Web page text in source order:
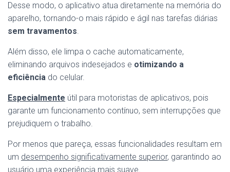
Desse modo, o aplicativo atua diretamente na memória do
aparelho, tornando-o mais rápido e ágil nas tarefas diárias
sem travamentos.
Além disso, ele limpa o cache automaticamente,
eliminando arquivos indesejados e otimizando a
eficiência do celular.
Especialmente útil para motoristas de aplicativos, pois
garante um funcionamento contínuo, sem interrupções que
prejudiquem o trabalho.
Por menos que pareça, essas funcionalidades resultam em
um desempenho significativamente superior, garantindo ao
usuário uma experiência mais suave.